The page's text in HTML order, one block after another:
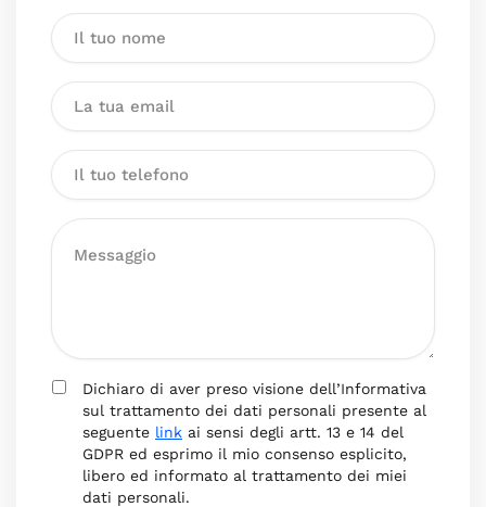
Dichiaro di aver preso visione dell’Informativa
sul trattamento dei dati personali presente al
seguente link ai sensi degli artt. 13 e 14 del
GDPR ed esprimo il mio consenso esplicito,
libero ed informato al trattamento dei miei
dati personali.